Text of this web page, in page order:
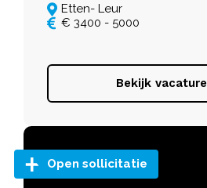
Etten- Leur
€ 3400 - 5000
Bekijk vacature
Open sollicitatie